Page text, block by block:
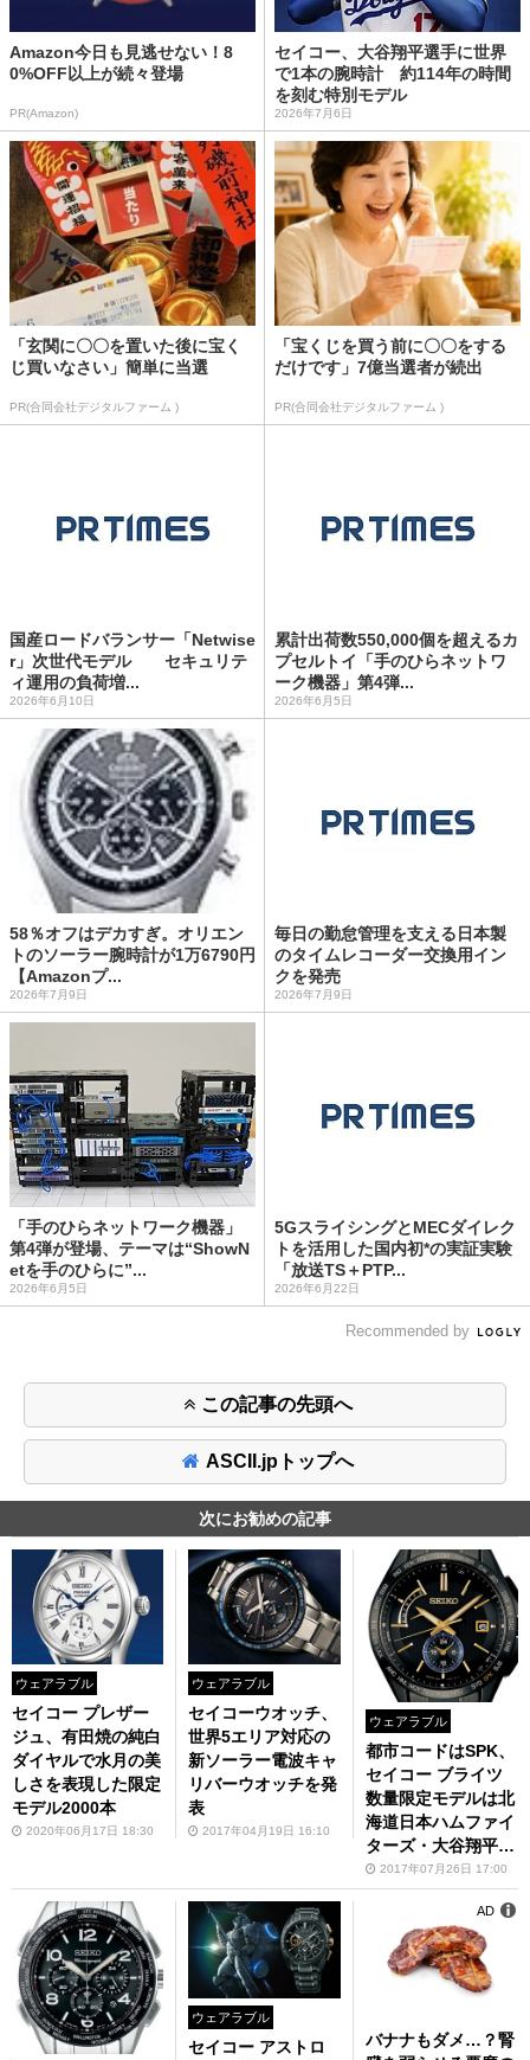
Amazon今日も見逃せない！8
0%OFF以上が続々登場
PR(Amazon)
セイコー、大谷翔平選手に世界
で1本の腕時計 約114年の時間
を刻む特別モデル
2026年7月6日
「玄関に〇〇を置いた後に宝く
じ買いなさい」簡単に当選
PR(合同会社デジタルファーム )
「宝くじを買う前に〇〇をする
だけです」7億当選者が続出
PR(合同会社デジタルファーム )
国産ロードバランサー「Netwise
r」次世代モデル セキュリテ
ィ運用の負荷増...
2026年6月10日
累計出荷数550,000個を超えるカ
プセルトイ「手のひらネットワ
ーク機器」第4弾...
2026年6月5日
58％オフはデカすぎ。オリエン
トのソーラー腕時計が1万6790円
【Amazonプ...
2026年7月9日
毎日の勤怠管理を支える日本製
のタイムレコーダー交換用イン
クを発売
2026年7月9日
「手のひらネットワーク機器」
第4弾が登場、テーマは“ShowN
etを手のひらに”...
2026年6月5日
5GスライシングとMECダイレク
トを活用した国内初*の実証実験
「放送TS＋PTP...
2026年6月22日
Recommended by
この記事の先頭へ
ASCII.jpトップへ
次にお勧めの記事
ウェアラブル
セイコー プレザー
ジュ、有田焼の純白
ダイヤルで水月の美
しさを表現した限定
モデル2000本
2020年06月17日 18:30
ウェアラブル
セイコーウオッチ、
世界5エリア対応の
新ソーラー電波キャ
リバーウオッチを発
表
2017年04月19日 16:10
ウェアラブル
都市コードはSPK、
セイコー ブライツ
数量限定モデルは北
海道日本ハムファイ
ターズ・大谷翔平選
手2017年07月26日 17:00
ウェアラブル
セイコー アストロ
バナナもダメ…？腎
AD